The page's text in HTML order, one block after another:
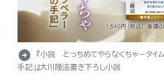
arrow_circle_right
『小説 とっちめてやらなくちゃ－タイ
手記」』大川隆法書き下ろし小説